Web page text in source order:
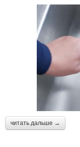
читать дальше →